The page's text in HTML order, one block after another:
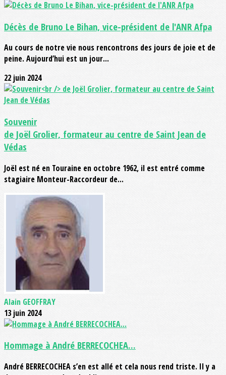
Décès de Bruno Le Bihan, vice-président de l'ANR Afpa
Au cours de notre vie nous rencontrons des jours de joie et de
peine. Aujourd’hui est un jour...
22 juin 2024
Souvenir
de Joël Grolier, formateur au centre de Saint Jean de
Védas
Joël est né en Touraine en octobre 1962, il est entré comme
stagiaire Monteur-Raccordeur de...
Alain GEOFFRAY
13 juin 2024
Hommage à André BERRECOCHEA...
André BERRECOCHEA s’en est allé et cela nous rend triste. Il y a